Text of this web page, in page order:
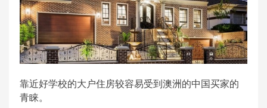
靠近好学校的大户住房较容易受到澳洲的中国买家的
青睐。